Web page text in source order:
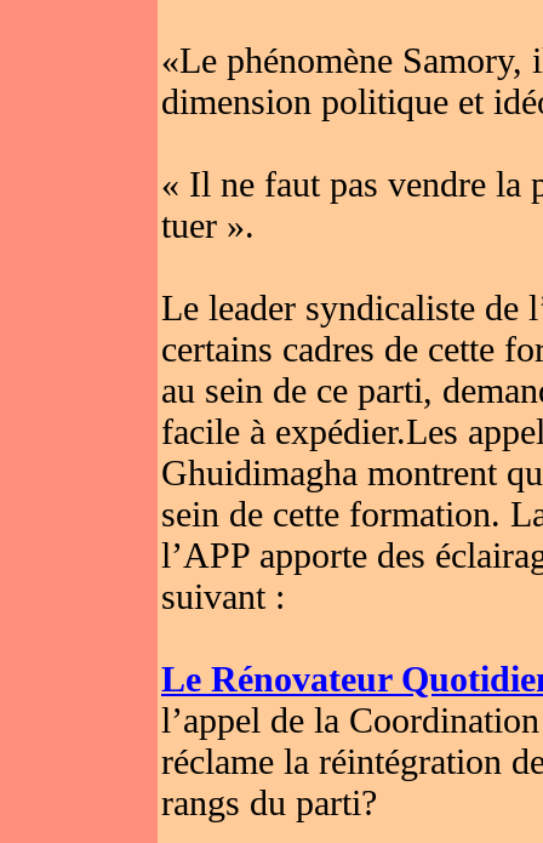
«Le phénomène Samory,
dimension politique et
« Il ne faut pas vendre la
tuer ».
Le leader syndicaliste de
certains cadres de cette
au sein de ce parti,
facile à expédier.Les
Ghuidimagha montrent
sein de cette formation.
l’APP apporte des
suivant :
Le Rénovateur
l’appel de la
réclame la réintégration
rangs du parti?